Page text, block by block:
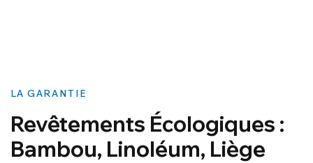
LA GARANTIE
Revêtements Écologiques :
Bambou, Linoléum, Liège